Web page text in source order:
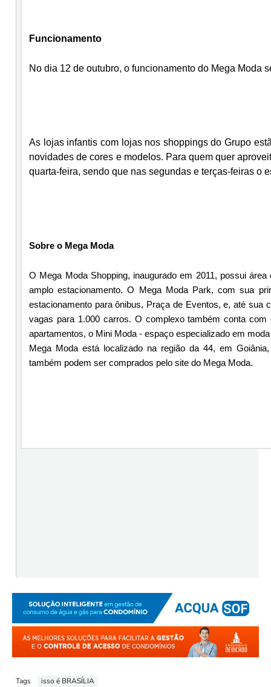
Funcionamento
No dia 12 de outubro, o funcionamento do Mega Moda
As lojas infantis com lojas nos shoppings do Grupo
novidades de cores e modelos. Para quem quer
quarta-feira, sendo que nas segundas e terças-feiras o
Sobre o Mega Moda
O Mega Moda Shopping, inaugurado em 2011, possui
amplo estacionamento. O Mega Moda Park, com sua
estacionamento para ônibus, Praça de Eventos, e, até
vagas para 1.000 carros. O complexo também conta
apartamentos, o Mini Moda - espaço especializado em
Mega Moda está localizado na região da 44, em
também podem ser comprados pelo site do Mega Moda.
Tags isso é BRASÍLIA